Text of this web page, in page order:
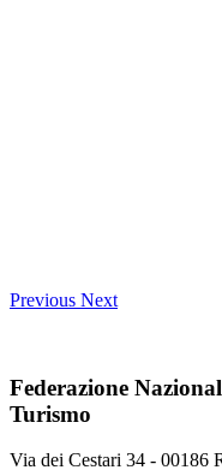
Previous Next
Federazione
Turismo
Via dei Cestari 34 - 00186